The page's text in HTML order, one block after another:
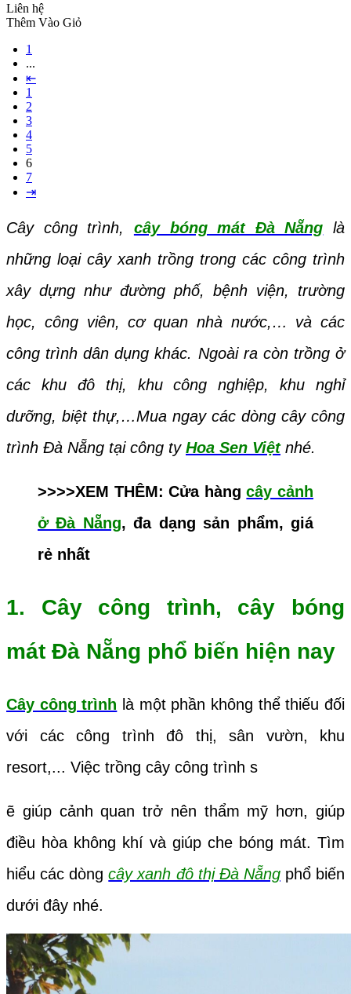
Liên hệ
Thêm Vào Giỏ
1
...
⇤
1
2
3
4
5
6
7
⇥
Cây công trình, cây bóng mát Đà Nẵng là
những loại cây xanh trồng trong các công trình
xây dựng như đường phố, bệnh viện, trường
học, công viên, cơ quan nhà nước,… và các
công trình dân dụng khác. Ngoài ra còn trồng ở
các khu đô thị, khu công nghiệp, khu nghỉ
dưỡng, biệt thự,…Mua ngay các dòng cây công
trình Đà Nẵng tại công ty Hoa Sen Việtnhé.
>>>>XEM THÊM: Cửa hàngcây cảnh
ở Đà Nẵng, đa dạng sản phẩm, giá
rẻ nhất
1. Cây công trình, cây bóng
mát Đà Nẵng phổ biến hiện nay
Cây công trình là một phần không thể thiếu đối
với các công trình đô thị, sân vườn, khu
resort,... Việc trồng cây công trình s
ẽ giúp cảnh quan trở nên thẩm mỹ hơn, giúp
điều hòa không khí và giúp che bóng mát. Tìm
hiểu các dòngcây xanh đô thị Đà Nẵngphổ biến
dưới đây nhé.